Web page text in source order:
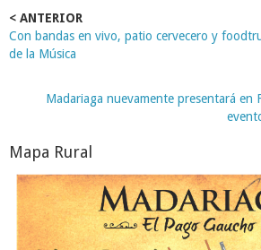
< ANTERIOR
Con bandas en vivo, patio cervecero y
de la Música
Madariaga nuevamente presentará en
Mapa Rural